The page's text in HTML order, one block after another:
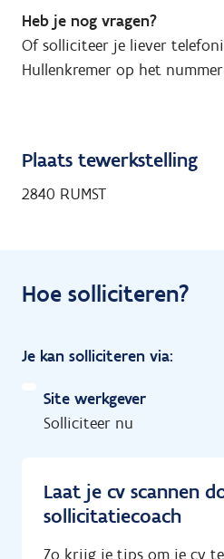
Heb je nog vragen?
Of solliciteer je liever
Hullenkremer op het
Plaats tewerkstelling
2840 RUMST
Hoe solliciteren?
Je kan solliciteren via:
Site werkgever
Solliciteer nu
Laat je cv scannen
sollicitatiecoach
Zo krijg je tips om je cv